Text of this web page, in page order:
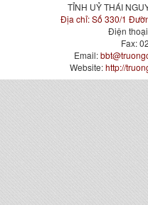
TỈNH UỶ THÁI
Địa chỉ:Số 330/1
Điện
Fax:
Email:
Website:http://